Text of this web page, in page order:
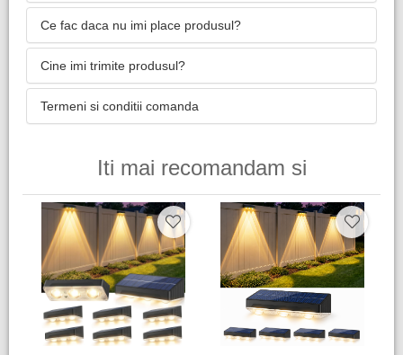
Ce fac daca nu imi place produsul?
Cine imi trimite produsul?
Termeni si conditii comanda
Iti mai recomandam si